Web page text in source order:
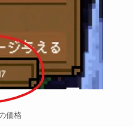
価格